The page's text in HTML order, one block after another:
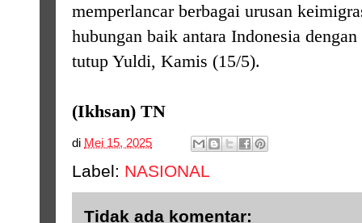
memperlancar berbagai urusan
hubungan baik antara Indonesia
tutup Yuldi, Kamis (15/5).
(Ikhsan) TN
di Mei 15, 2025
Label: NASIONAL
Tidak ada komentar: